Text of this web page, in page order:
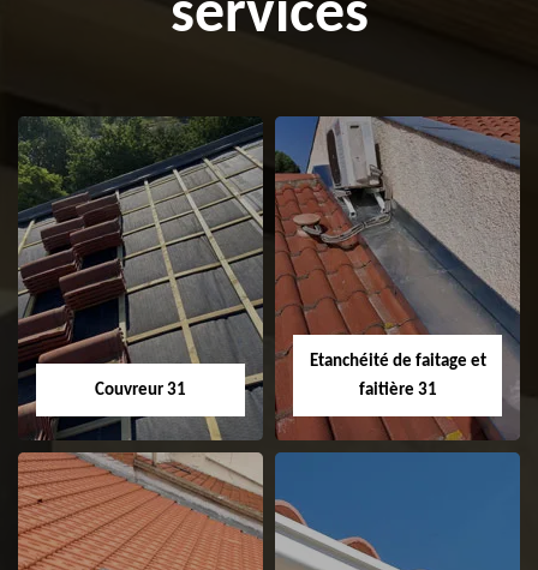
services
Couvreur 31
Etanchéité de faitage et
faitière 31